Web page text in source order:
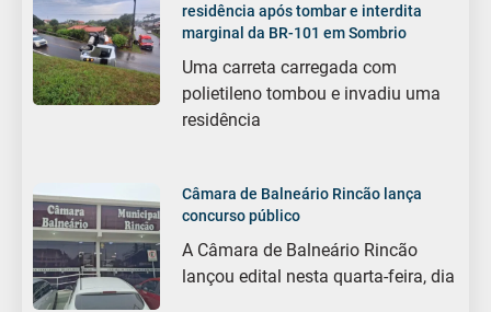
residência após tombar e interdita
marginal da BR-101 em Sombrio
Uma carreta carregada com
polietileno tombou e invadiu uma
residência
Câmara de Balneário Rincão lança
concurso público
A Câmara de Balneário Rincão
lançou edital nesta quarta-feira, dia